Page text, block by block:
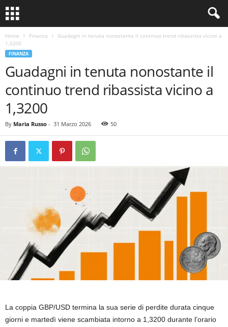
Home Finanza
Guadagni in tenuta nonostante il continuo trend ribassista vicino a
1,3200
FINANZA
Guadagni in tenuta nonostante il
continuo trend ribassista vicino a
1,3200
By Maria Russo - 31 Marzo 2026 50
La coppia GBP/USD termina la sua serie di perdite durata cinque
giorni e martedì viene scambiata intorno a 1,3200 durante l’orario